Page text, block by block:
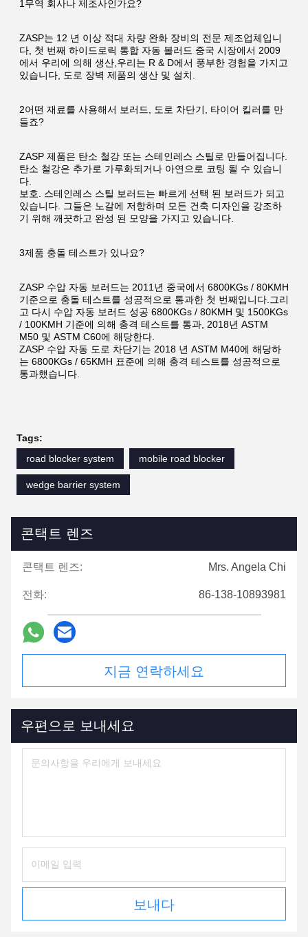
1무역 회사나 제조사인가요?
ZASP는 12 년 이상 적대 차량 완화 장비의 전문 제조업체입니
다, 첫 번째 하이드로릭 통합 자동 볼러드 중국 시장에서 2009
에서 우리에 의해 생산,우리는 R & D에서 풍부한 경험을 가지고
있습니다, 도로 장벽 제품의 생산 및 설치.
2어떤 재료를 사용해서 보러드, 도로 차단기, 타이어 킬러를 만
들죠?
ZASP 제품은 탄소 철강 또는 스테인레스 스틸로 만들어집니다.
탄소 철강은 추가로 가루화되거나 아연으로 코팅 될 수 있습니
다.
보호. 스테인레스 스틸 보러드는 빠르게 선택 된 보러드가 되고
있습니다. 그들은 노갈에 저항하며 모든 건축 디자인을 강조하
기 위해 깨끗하고 완성 된 모양을 가지고 있습니다.
3제품 충돌 테스트가 있나요?
ZASP 수압 자동 보러드는 2011년 중국에서 6800KGs / 80KMH
기준으로 충돌 테스트를 성공적으로 통과한 첫 번째입니다.그리
고 다시 수압 자동 보러드 성공 6800KGs / 80KMH 및 1500KGs
/ 100KMH 기준에 의해 충격 테스트를 통과, 2018년 ASTM
M50 및 ASTM C60에 해당한다.
ZASP 수압 자동 도로 차단기는 2018 년 ASTM M40에 해당하
는 6800KGs / 65KMH 표준에 의해 충격 테스트를 성공적으로
통과했습니다.
Tags:
road blocker system
mobile road blocker
wedge barrier system
콘택트 렌즈
콘택트 렌즈: Mrs. Angela Chi
전화: 86-138-10893981
지금 연락하세요
우편으로 보내세요
보내다